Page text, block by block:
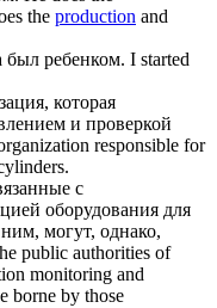
the production and
был ребенком. I started
которая
и проверкой
responsible for
с
оборудования для
могут, однако,
public authorities of
monitoring and
borne by those